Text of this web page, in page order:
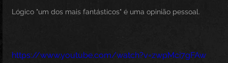
Lógico "um dos mais fantásticos" é uma opinião pessoal.
https://www.youtube.com/watch?v=zwpMci7gFAw